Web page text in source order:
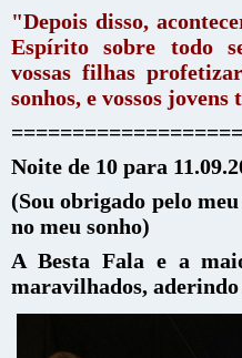
"Depois disso,
Espírito sobre todo
vossas filhas
sonhos, e vossos
Noite de 10 para
(Sou obrigado pelo
no meu sonho)
A Besta Fala e a
maravilhados,